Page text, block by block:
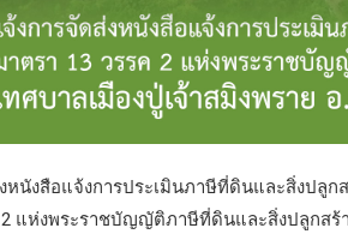
หนังสือแจ้งการประเมินภาษีที่ดินและสิ่งปลูก
แห่งพระราชบัญญัติภาษีที่ดินและสิ่งปลูกสร้า